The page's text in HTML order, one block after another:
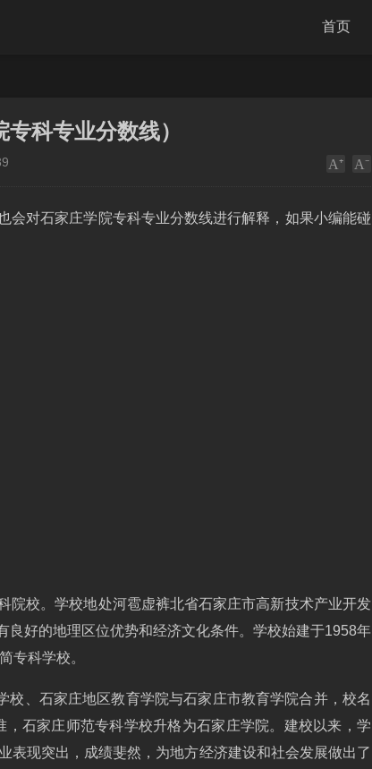
首页
科专业分数线）
会对石家庄学院专科专业分数线进行解释，如果小编能碰
院校。学校地处河雹虚裤北省石家庄市高新技术产业开发
良好的地理区位优势和经济文化条件。学校始建于1958年
专科学校。
、石家庄地区教育学院与石家庄市教育学院合并，校名
，石家庄师范专科学校升格为石家庄学院。建校以来，学
表现突出，成绩斐然，为地方经济建设和社会发展做出了